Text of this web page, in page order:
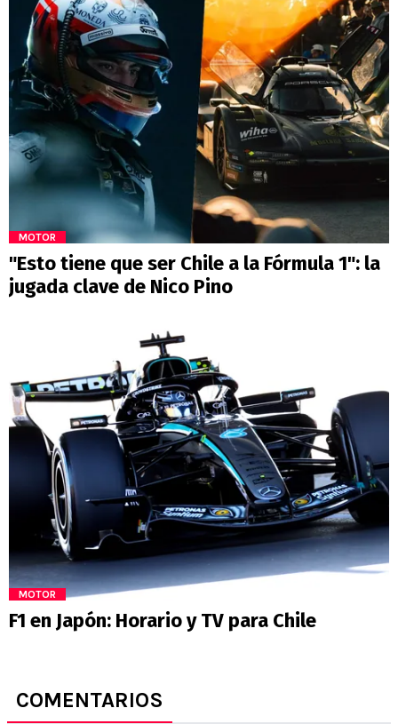
MOTOR
"Esto tiene que ser Chile a la Fórmula 1": la
jugada clave de Nico Pino
MOTOR
F1 en Japón: Horario y TV para Chile
COMENTARIOS